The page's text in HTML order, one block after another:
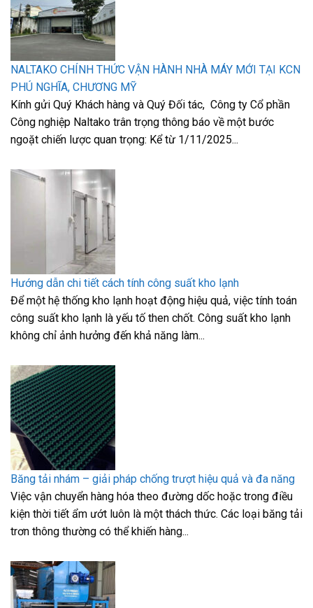
NALTAKO CHÍNH THỨC VẬN HÀNH NHÀ MÁY MỚI TẠI KCN
PHÚ NGHĨA, CHƯƠNG MỸ
Kính gửi Quý Khách hàng và Quý Đối tác, Công ty Cổ phần
Công nghiệp Naltako trân trọng thông báo về một bước
ngoặt chiến lược quan trọng: Kể từ 1/11/2025...
Hướng dẫn chi tiết cách tính công suất kho lạnh
Để một hệ thống kho lạnh hoạt động hiệu quả, việc tính toán
công suất kho lạnh là yếu tố then chốt. Công suất kho lạnh
không chỉ ảnh hưởng đến khả năng làm...
Băng tải nhám – giải pháp chống trượt hiệu quả và đa năng
Việc vận chuyển hàng hóa theo đường dốc hoặc trong điều
kiện thời tiết ẩm ướt luôn là một thách thức. Các loại băng tải
trơn thông thường có thể khiến hàng...